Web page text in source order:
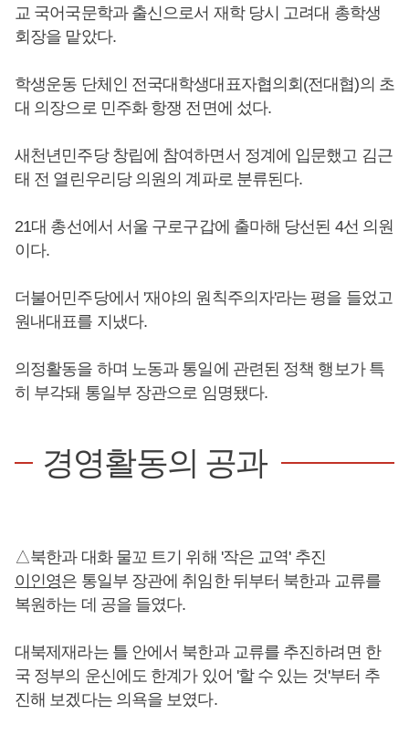
교 국어국문학과 출신으로서 재학 당시 고려대 총학생
회장을 맡았다.
학생운동 단체인 전국대학생대표자협의회(전대협)의 초
대 의장으로 민주화 항쟁 전면에 섰다.
새천년민주당 창립에 참여하면서 정계에 입문했고 김근
태 전 열린우리당 의원의 계파로 분류된다.
21대 총선에서 서울 구로구갑에 출마해 당선된 4선 의원
이다.
더불어민주당에서 '재야의 원칙주의자'라는 평을 들었고
원내대표를 지냈다.
의정활동을 하며 노동과 통일에 관련된 정책 행보가 특
히 부각돼 통일부 장관으로 임명됐다.
경영활동의 공과
△북한과 대화 물꼬 트기 위해 '작은 교역' 추진
이인영은 통일부 장관에 취임한 뒤부터 북한과 교류를
복원하는 데 공을 들였다.
대북제재라는 틀 안에서 북한과 교류를 추진하려면 한
국 정부의 운신에도 한계가 있어 '할 수 있는 것'부터 추
진해 보겠다는 의욕을 보였다.